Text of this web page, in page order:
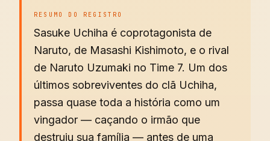
RESUMO DO REGISTRO
Sasuke Uchiha é coprotagonista de
Naruto, de Masashi Kishimoto, e o rival
de Naruto Uzumaki no Time 7. Um dos
últimos sobreviventes do clã Uchiha,
passa quase toda a história como um
vingador — caçando o irmão que
destruiu sua família — antes de uma